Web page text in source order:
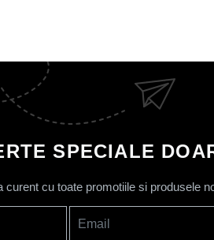
SPECIALE
curent cu toate promotiile si produsele
Email